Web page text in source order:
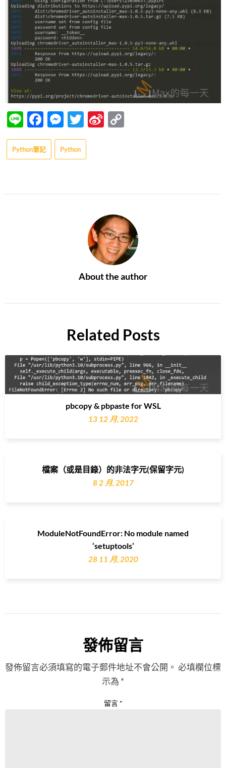
LineFacebook
Messenger
Twitter
Sina
Python筆記 Python
About the author
Related Posts
pbcopy & pbpaste for WSL
13 12 月, 2022
檔案（或是目錄）的非法字元(保留字元)
8 2 月, 2017
ModuleNotFoundError: No module named
‘setuptools’
28 11 月, 2020
發佈留言
發佈留言必須填寫的電子郵件地址不會公開。 必填欄位標
示為 *
留言 *